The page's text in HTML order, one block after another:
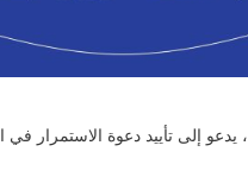
شارك إلى جانب “عوني عبد الهادي” و”محمد عزة دروزة” و”عجاج نويهض”، في نشر بيان باسم رجالات